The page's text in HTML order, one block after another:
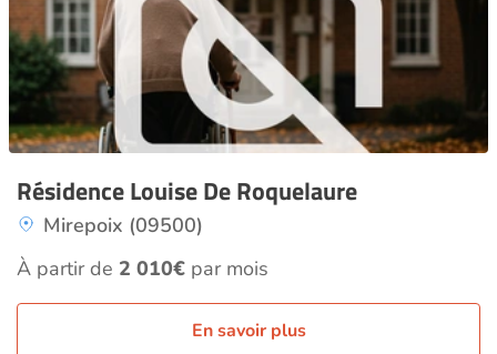
Résidence Louise De Roquelaure
Mirepoix (09500)
À partir de 2 010€ par mois
En savoir plus